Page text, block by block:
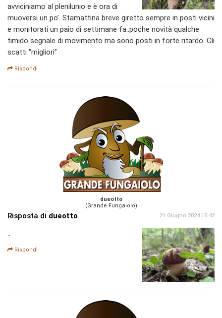
avviciniamo al plenilunio e è ora di
muoversi un po’. Stamattina breve giretto sempre in posti vicini
e monitorati un paio di settimane fa..poche novità qualche
timido segnale di movimento ma sono posti in forte ritardo. Gli
scatti “migliori”
Rispondi
dueotto
(Grande Fungaiolo)
Risposta di dueotto 21 Giugno 2024 15:42
..
Rispondi